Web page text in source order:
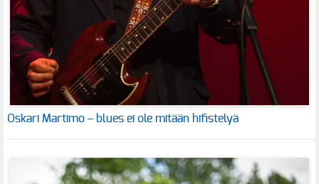
Oskari Martimo – blues ei ole mitään hifistelyä